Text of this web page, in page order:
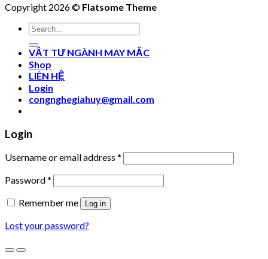
Copyright 2026 © Flatsome Theme
Search
for:
VẬT TƯ NGÀNH MAY MẶC
Shop
LIÊN HỆ
Login
congnghegiahuy@gmail.com
Login
Username or email address *
Password*
Remember me
Log in
Lost your password?